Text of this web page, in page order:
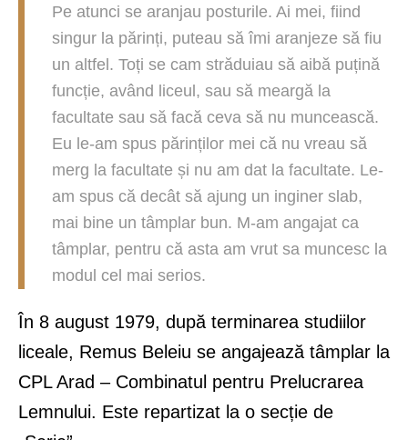
Pe atunci se aranjau posturile. Ai mei, fiind
singur la părinți, puteau să îmi aranjeze să fiu
un altfel. Toți se cam străduiau să aibă puțină
funcție, având liceul, sau să meargă la
facultate sau să facă ceva să nu muncească.
Eu le-am spus părinților mei că nu vreau să
merg la facultate și nu am dat la facultate. Le-
am spus că decât să ajung un inginer slab,
mai bine un tâmplar bun. M-am angajat ca
tâmplar, pentru că asta am vrut sa muncesc la
modul cel mai serios.
În 8 august 1979, după terminarea studiilor
liceale, Remus Beleiu se angajează tâmplar la
CPL Arad – Combinatul pentru Prelucrarea
Lemnului. Este repartizat la o secție de